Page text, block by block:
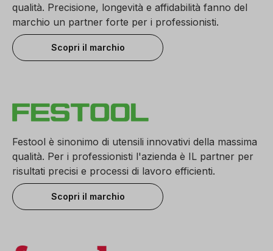
qualità. Precisione, longevità e affidabilità fanno del
marchio un partner forte per i professionisti.
Scopri il marchio
Festool è sinonimo di utensili innovativi della massima
qualità. Per i professionisti l'azienda è IL partner per
risultati precisi e processi di lavoro efficienti.
Scopri il marchio